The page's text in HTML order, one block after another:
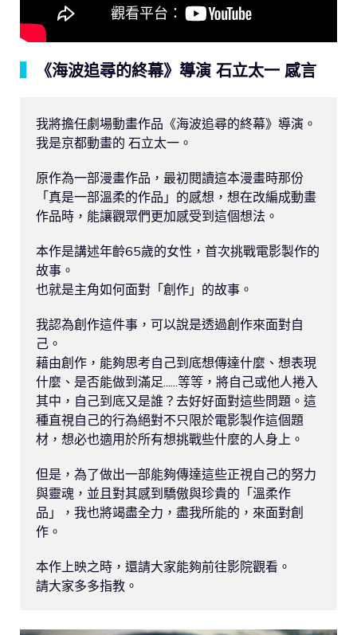
《海波追尋的終幕》導演 石立太一 感言
我將擔任劇場動畫作品《海波追尋的終幕》導演。
我是京都動畫的 石立太一。
原作為一部漫畫作品，最初閱讀這本漫畫時那份
「真是一部溫柔的作品」的感想，想在改編成動畫
作品時，能讓觀眾們更加感受到這個想法。
本作是講述年齡65歲的女性，首次挑戰電影製作的
故事。
也就是主角如何面對「創作」的故事。
我認為創作這件事，可以說是透過創作來面對自
己。
藉由創作，能夠思考自己到底想傳達什麼、想表現
什麼、是否能做到滿足......等等，將自己或他人捲入
其中，自己到底又是誰？去好好面對這些問題。這
種直視自己的行為絕對不只限於電影製作這個題
材，想必也適用於所有想挑戰些什麼的人身上。
但是，為了做出一部能夠傳達這些正視自己的努力
與靈魂，並且對其感到驕傲與珍貴的「溫柔作
品」，我也將竭盡全力，盡我所能的，來面對創
作。
本作上映之時，還請大家能夠前往影院觀看。
請大家多多指教。